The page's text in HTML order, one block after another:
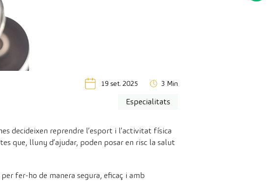
19 set. 2025 3 Min
Especialitats
decideixen reprendre l’esport i l’activitat física
que, lluny d’ajudar, poden posar en risc la salut
fer-ho de manera segura, eficaç i amb